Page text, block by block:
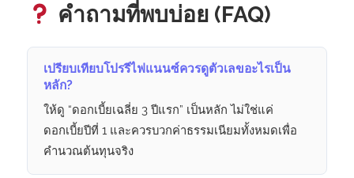
คำถามที่พบบ่อย (FAQ)
เปรียบเทียบโปรรีไฟแนนซ์ควรดูตัวเลขอะไรเป็น
หลัก?
ให้ดู “ดอกเบี้ยเฉลี่ย 3 ปีแรก” เป็นหลัก ไม่ใช่แค่
ดอกเบี้ยปีที่ 1 และควรบวกค่าธรรมเนียมทั้งหมดเพื่อ
คำนวณต้นทุนจริง